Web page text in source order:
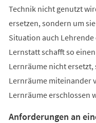
Technik nicht genutzt
ersetzen, sondern um
Situation auch
Lernstatt schafft so
Lernräume nicht
Lernräume miteinander
Lernräume erschlossen
Anforderungen an